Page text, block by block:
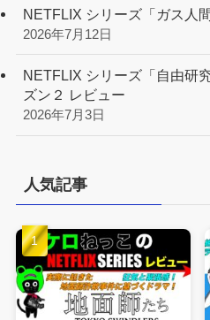
NETFLIX シリーズ「ガス人
2026年7月12日
NETFLIX シリーズ「自由研
ズン２ レビュー
2026年7月3日
人気記事